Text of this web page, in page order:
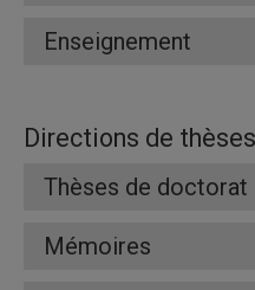
Enseignement
Directions de
Thèses de doctorat
Mémoires